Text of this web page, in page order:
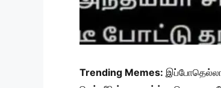
Trending Memes: